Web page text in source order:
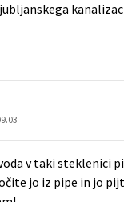
v taki steklenici
jo iz pipe in jo